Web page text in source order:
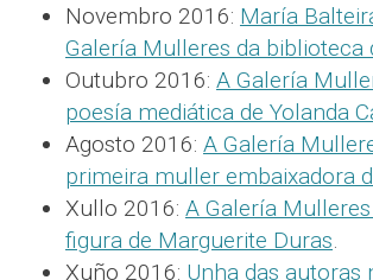
Novembro 2016: María
Galería Mulleres da biblioteca
Outubro 2016: A Galería
poesía mediática de Yolanda
Agosto 2016: A Galería
primeira muller embaixadora
Xullo 2016: A Galería
figura de Marguerite Duras.
Xuño 2016: Unha das autoras